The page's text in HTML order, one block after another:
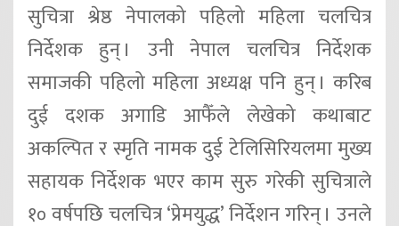
सुचित्रा श्रेष्ठ नेपालको पहिलो महिला चलचित्र
निर्देशक हुन् । उनी नेपाल चलचित्र निर्देशक
समाजकी पहिलो महिला अध्यक्ष पनि हुन् । करिब
दुई दशक अगाडि आफैँले लेखेको कथाबाट
अकल्पित र स्मृति नामक दुई टेलिसिरियलमा मुख्य
सहायक निर्देशक भएर काम सुरु गरेकी सुचित्राले
१० वर्षपछि चलचित्र ‘प्रेमयुद्ध’ निर्देशन गरिन् । उनले